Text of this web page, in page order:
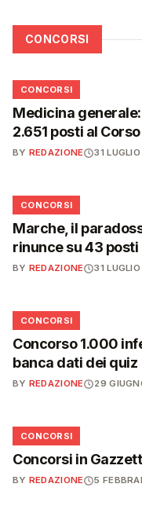
CONCORSI
📋
CONCORSI
Medicina
2.651 posti al
BY REDAZIONE 31
📋
CONCORSI
Marche, il
rinunce su 43 posti
BY REDAZIONE 31
📋
CONCORSI
Concorso 1.000
banca dati dei quiz
BY REDAZIONE 29
📋
CONCORSI
Concorsi in
BY REDAZIONE 5